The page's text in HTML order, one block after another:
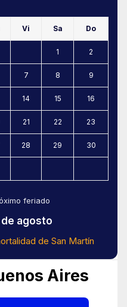
Vi Sa Do
1 2
7 8 9
14 15 16
21 22 23
28 29 30
feriado
de agosto
de San Martín
Aires